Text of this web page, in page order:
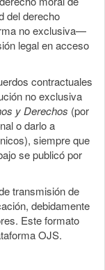
del derecho
no exclusiva—
legal en acceso
contractuales
no exclusiva
y Derechos (por
o darlo a
siempre que
se publicó por
transmisión de
debidamente
Este formato
OJS.